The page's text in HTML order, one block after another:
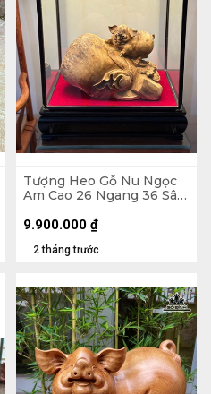
Tượng Heo Gỗ Nu Ngọc
Am Cao 26 Ngang 36 Sâu
x 30 (cm)
2 tháng trước
9.900.000 ₫